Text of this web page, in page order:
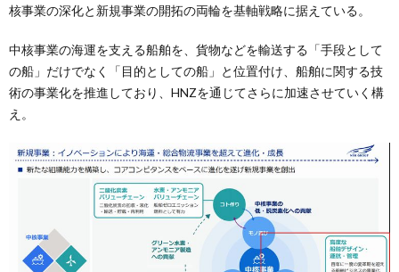
核事業の深化と新規事業の開拓の両輪を基軸戦略に据えている。
中核事業の海運を支える船舶を、貨物などを輸送する「手段として
の船」だけでなく「目的としての船」と位置付け、船舶に関する技
術の事業化を推進しており、HNZを通じてさらに加速させていく構
え。